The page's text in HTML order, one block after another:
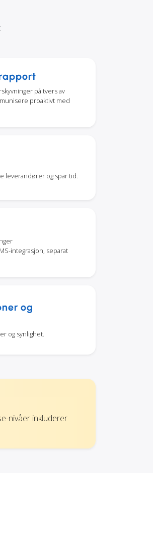
på tvers av
proaktivt med
leverandører og spar tid.
integrasjon, separat
og
og synlighet.
nivåer inkluderer